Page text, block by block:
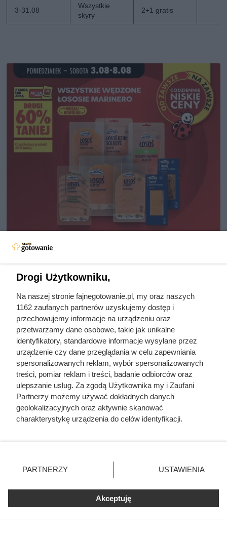
3-31.08
Wszystkie
skyry
2+1 gratis
Wszystkie wędzone łososie Marinero z rabatem "drugi 60% taniej",
Drogi Użytkowniku,
Na naszej stronie fajnegotowanie.pl, my oraz naszych
1162 zaufanych partnerów uzyskujemy dostęp i
przechowujemy informacje na urządzeniu oraz
przetwarzamy dane osobowe, takie jak unikalne
identyfikatory, standardowe informacje wysyłane przez
urządzenie czy dane przeglądania w celu zapewniania
spersonalizowanych reklam, wybór spersonalizowanych
treści, pomiar reklam i treści, badanie odbiorców oraz
ulepszanie usług. Za zgodą Użytkownika my i Zaufani
Partnerzy możemy używać dokładnych danych
geolokalizacyjnych oraz aktywnie skanować
charakterystykę urządzenia do celów identyfikacji.
zmienić/wycofać klikając przycisk ustawień prywatności
znajdujący się w lewym dolnym rogu strony
rodzaje przetwarzania danych nie wymagają zgody
użytkownika, ale masz prawo sprzeciwić się takiemu
przetwarzaniu. Preferencje będą miały zastosowania tylko
PARTNERZY USTAWIENIA
Akceptuję